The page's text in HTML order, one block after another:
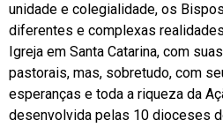
unidade e colegialidade, os
diferentes e complexas
Igreja em Santa Catarina, com
pastorais, mas, sobretudo, com
esperanças e toda a riqueza da
desenvolvida pelas 10 dioceses